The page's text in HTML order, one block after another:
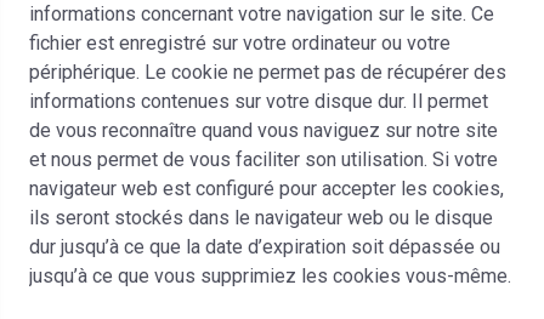
informations concernant votre navigation sur le site. Ce
fichier est enregistré sur votre ordinateur ou votre
périphérique. Le cookie ne permet pas de récupérer des
informations contenues sur votre disque dur. Il permet
de vous reconnaître quand vous naviguez sur notre site
et nous permet de vous faciliter son utilisation. Si votre
navigateur web est configuré pour accepter les cookies,
ils seront stockés dans le navigateur web ou le disque
dur jusqu’à ce que la date d’expiration soit dépassée ou
jusqu’à ce que vous supprimiez les cookies vous-même.